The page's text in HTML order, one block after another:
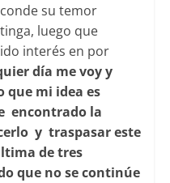
su temor
luego que
interés en por
día me voy y
que mi idea es
encontrado la
y traspasar este
de tres
que no se continúe